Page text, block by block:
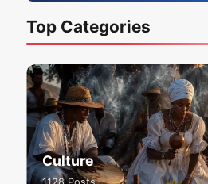
Top Categories
Culture